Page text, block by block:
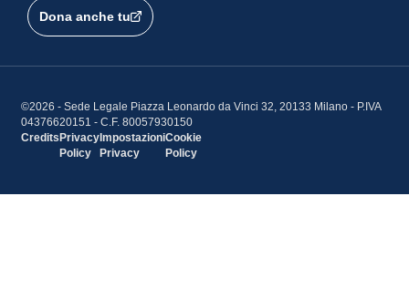
Dona anche tu
©2026 - Sede Legale Piazza Leonardo da Vinci 32, 20133 Milano - P.IVA
04376620151 - C.F. 80057930150
CreditsPrivacy
Policy
Impostazioni
Privacy
Cookie
Policy